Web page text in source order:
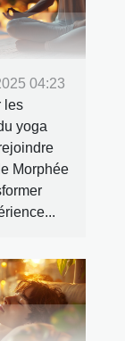
04:23
les
yoga
Morphée